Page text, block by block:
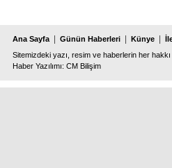
Ana Sayfa Günün Haberleri Künye
Sitemizdeki yazı, resim ve haberlerin her
Haber Yazılımı: CM Bilişim